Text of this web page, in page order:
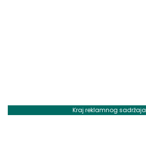
Kraj reklamnog sadržaja